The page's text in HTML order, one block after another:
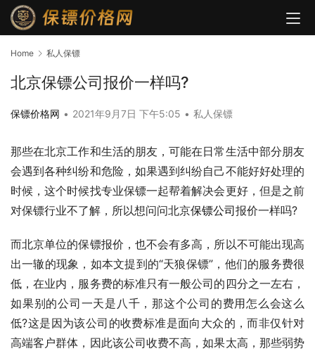
Home 私人保镖
北京保镖公司报价一样吗?
保镖价格网 • 2021年9月7日 下午5:05 • 私人保镖
那些在北京工作和生活的朋友，可能在日常生活中部分朋友
会遇到各种纠纷和危险，如果遇到纠纷自己不能好好处理的
时候，这个时候找专业保镖一起帮着解决会更好，但是之前
对保镖行业不了解，所以想问问北京保镖公司报价一样吗?
而北京单位的保镖报价，也不会有多高，所以不可能出现高
出一辙的现象，如本文提到的“天狼保镖”，他们的服务费很
低，在业内，服务费的标准只有一般公司的四分之一左右，
如果别的公司一天是八千，那这个公司的费用怎么会这么
低?这是因为该公司的收费标准是面向大众的，而非仅针对
高端客户群体，因此该公司收费不高，如果太高，那些弱势